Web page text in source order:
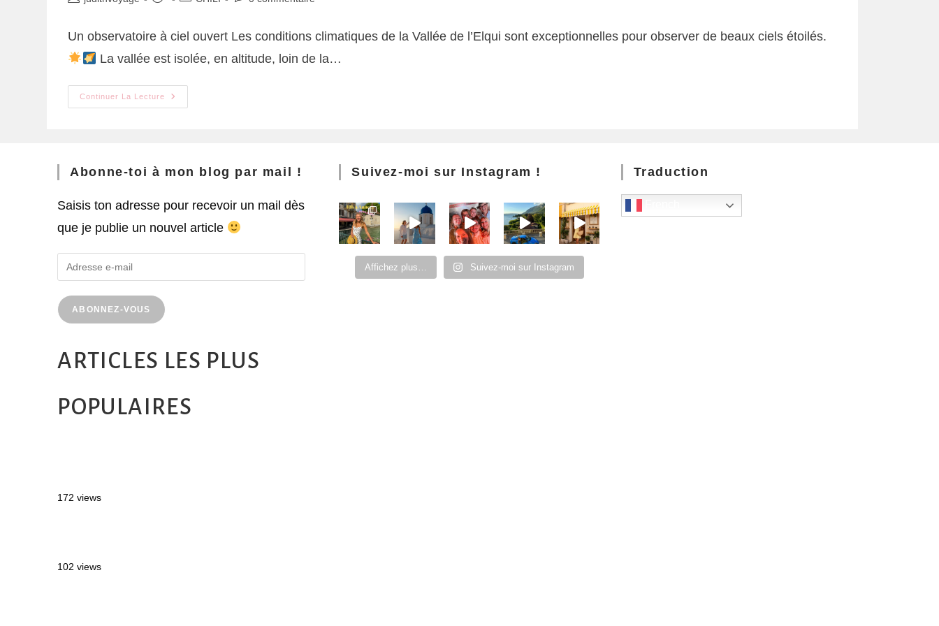
Un observatoire à ciel ouvert Les conditions climatiques de la Vallée de l’Elqui sont exceptionnelles pour observer de beaux ciels étoilés.
La vallée est isolée, en altitude, loin de la…
Continuer La Lecture
Abonne-toi à mon blog par mail !
Saisis ton adresse pour recevoir un mail dès
que je publie un nouvel article
ABONNEZ-VOUS
ARTICLES LES PLUS
POPULAIRES
172 views
102 views
Suivez-moi sur Instagram !
Affichez plus… Suivez-moi sur Instagram
Traduction